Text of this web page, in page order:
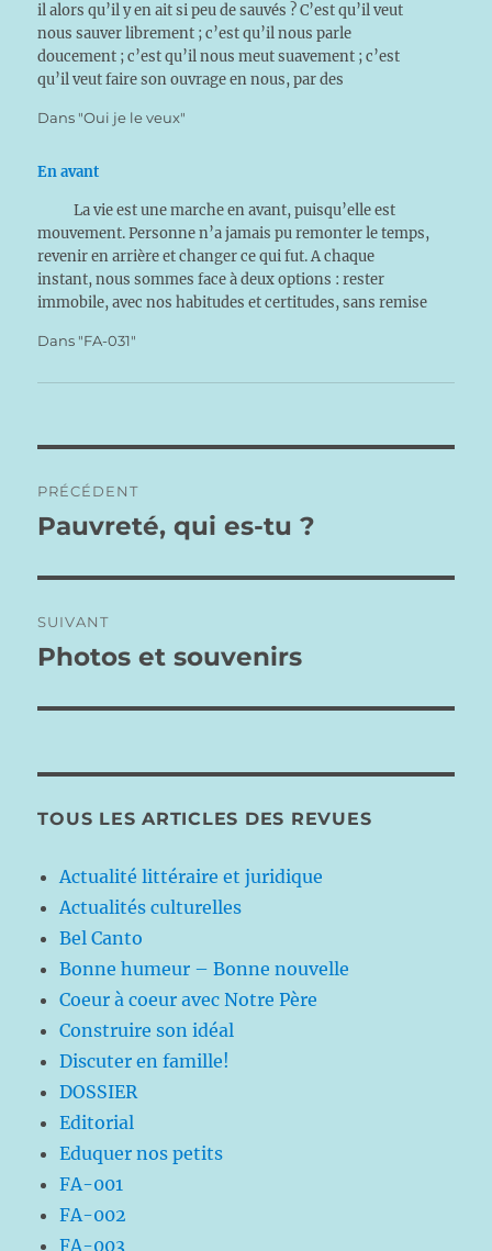
il alors qu’il y en ait si peu de sauvés ? C’est qu’il veut
nous sauver librement ; c’est qu’il nous parle
doucement ; c’est qu’il nous meut suavement ; c’est
qu’il veut faire son ouvrage en nous, par des
Dans "Oui je le veux"
En avant
La vie est une marche en avant, puisqu’elle est
mouvement. Personne n’a jamais pu remonter le temps,
revenir en arrière et changer ce qui fut. A chaque
instant, nous sommes face à deux options : rester
immobile, avec nos habitudes et certitudes, sans remise
Dans "FA-031"
de
PRÉCÉDENT
Publication
Pauvreté, qui es-tu ?
SUIVANT
Publication
Photos et souvenirs
TOUS LES ARTICLES DES REVUES
Actualité littéraire et juridique
Actualités culturelles
Bel Canto
Bonne humeur – Bonne nouvelle
Coeur à coeur avec Notre Père
Construire son idéal
Discuter en famille!
DOSSIER
Editorial
Eduquer nos petits
FA-001
FA-002
FA-003